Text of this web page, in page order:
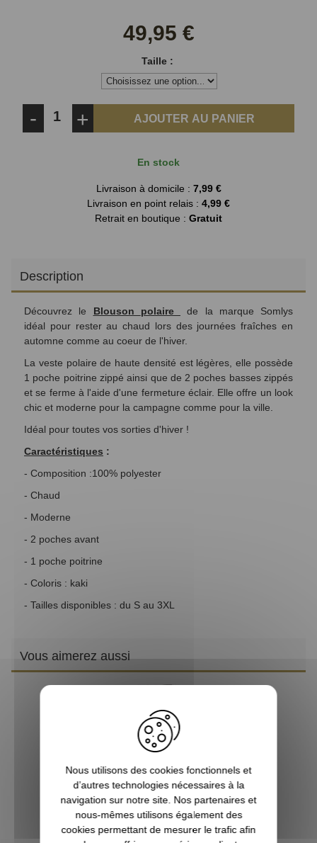
49,95 €
Taille :
- + AJOUTER AU PANIER
En stock
Livraison à domicile : 7,99 €
Livraison en point relais : 4,99 €
Retrait en boutique : Gratuit
Description
Découvrez le Blouson polaire
de la marque Somlys
idéal pour rester au chaud lors des journées fraîches en
automne comme au coeur de l'hiver.
La veste polaire de haute densité est légères, elle possède
1 poche poitrine zippé ainsi que de 2 poches basses zippés
et se ferme à l'aide d'une fermeture éclair. Elle offre un look
chic et moderne pour la campagne comme pour la ville.
Idéal pour toutes vos sorties d'hiver !
Caractéristiques :
- Composition :100% polyester
- Chaud
- Moderne
- 2 poches avant
- 1 poche poitrine
- Coloris : kaki
- Tailles disponibles : du S au 3XL
Vous aimerez aussi
Nous utilisons des cookies fonctionnels et
d’autres technologies nécessaires à la
navigation sur notre site. Nos partenaires et
nous-mêmes utilisons également des
cookies permettant de mesurer le trafic afin